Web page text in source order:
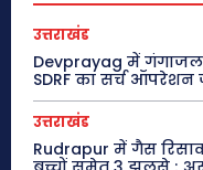
उत्तराखंड
Devprayag में
SDRF का सर्च ऑपरेशन
उत्तराखंड
Rudrapur में गैस